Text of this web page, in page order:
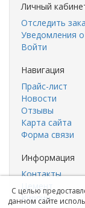
Личный
Отследить
Уведомления
Войти
Навигация
Прайс-лист
Новости
Отзывы
Карта сайта
Форма связи
Информация
Контакты
Кирпич
С целью
данном сайте